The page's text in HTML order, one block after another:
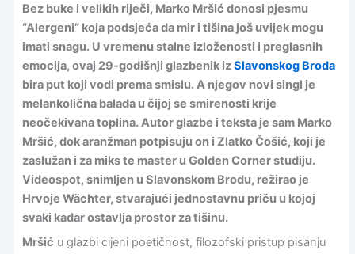
Bez buke i velikih riječi, Marko Mršić donosi pjesmu
“Alergeni” koja podsjeća da mir i tišina još uvijek mogu
imati snagu. U vremenu stalne izloženosti i preglasnih
emocija, ovaj 29-godišnji glazbenik izSlavonskog Broda
bira put koji vodi prema smislu. A njegov novi singl je
melankolična balada u čijoj se smirenosti krije
neočekivana toplina. Autor glazbe i teksta je sam Marko
Mršić, dok aranžman potpisuju on i Zlatko Čošić, koji je
zaslužan i za miks te master u Golden Corner studiju.
Videospot, snimljen u Slavonskom Brodu, režirao je
Hrvoje Wächter, stvarajući jednostavnu priču u kojoj
svaki kadar ostavlja prostor za tišinu.
Mršić u glazbi cijeni poetičnost, filozofski pristup pisanju